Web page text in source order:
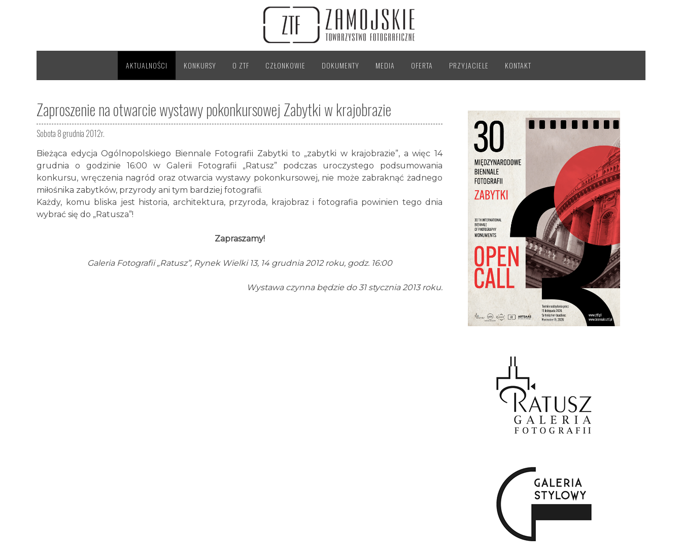
AKTUALNOŚCI KONKURSY O ZTF CZŁONKOWIE DOKUMENTY MEDIA OFERTA PRZYJACIELE KONTAKT
Zaproszenie na otwarcie wystawy pokonkursowej Zabytki w krajobrazie
Sobota 8 grudnia 2012r.
Bieżąca edycja Ogólnopolskiego Biennale Fotografii Zabytki to „zabytki w krajobrazie”, a więc 14
grudnia o godzinie 16:00 w Galerii Fotografii „Ratusz” podczas uroczystego podsumowania
konkursu, wręczenia nagród oraz otwarcia wystawy pokonkursowej, nie może zabraknąć żadnego
miłośnika zabytków, przyrody ani tym bardziej fotografii.
Każdy, komu bliska jest historia, architektura, przyroda, krajobraz i fotografia powinien tego dnia
wybrać się do „Ratusza”!
Zapraszamy!
Galeria Fotografii „Ratusz”, Rynek Wielki 13, 14 grudnia 2012 roku, godz. 16:00
Wystawa czynna będzie do 31 stycznia 2013 roku.